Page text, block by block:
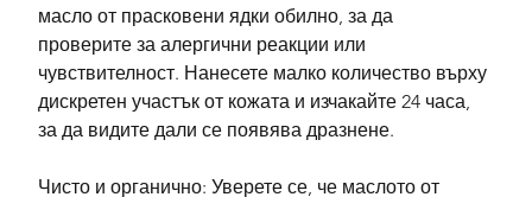
масло от прасковени ядки обилно, за да
проверите за алергични реакции или
чувствителност. Нанесете малко количество върху
дискретен участък от кожата и изчакайте 24 часа,
за да видите дали се появява дразнене.
Чисто и органично: Уверете се, че маслото от